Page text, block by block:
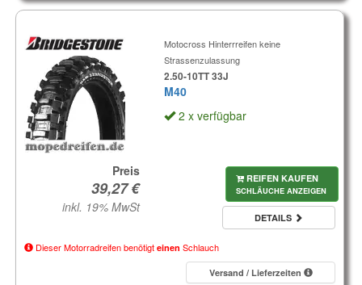
Motocross Hinterrreifen keine
Strassenzulassung
2.50-10TT 33J
M40
2 x verfügbar
Preis
inkl. 19% MwSt
REIFEN KAUFEN
SCHLÄUCHE ANZEIGEN
DETAILS
Dieser Motorradreifen benötigt einen Schlauch
Versand / Lieferzeiten